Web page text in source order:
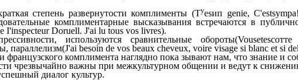
степень развернутости комплименты (Tyesип genie, С'estsympa
комплиментарные высказывания встре­чаются в
I'inspecteur Doruell. J'ai lu tous vos livres).
используются сравнительные обороты(Vousetes
, параллелизм(J'ai besoin de vos beaux cheveux, voire visage si blanc et si
французского комплимента наглядно пока зывают нам, что знание и
чрезвычайно важны при межкультурном общении и ведут к
диалог культур.